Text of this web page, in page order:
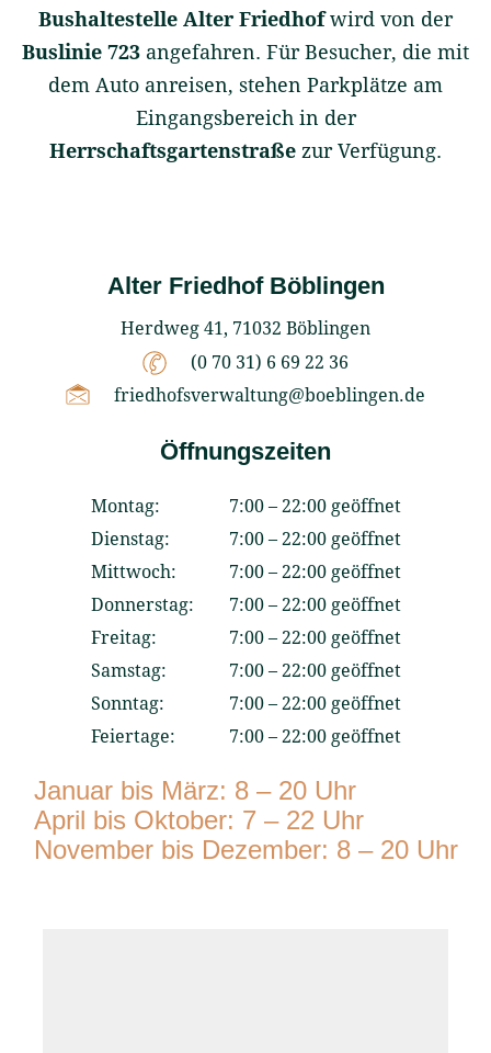
Bushaltestelle Alter Friedhofwird von der
Buslinie 723 angefahren. Für Besucher, die mit
dem Auto anreisen, stehen Parkplätze am
Eingangsbereich in der
Herrschaftsgartenstraße zur Verfügung.
Alter Friedhof Böblingen
Herdweg 41, 71032 Böblingen
(0 70 31) 6 69 22 36
friedhofsverwaltung@boeblingen.de
Öffnungszeiten
Montag:
7:00 – 22:00 geöffnet
Dienstag:
7:00 – 22:00 geöffnet
Mittwoch:
7:00 – 22:00 geöffnet
Donnerstag:
7:00 – 22:00 geöffnet
Freitag:
7:00 – 22:00 geöffnet
Samstag:
7:00 – 22:00 geöffnet
Sonntag:
7:00 – 22:00 geöffnet
Feiertage:
7:00 – 22:00 geöffnet
Januar bis März: 8 – 20 Uhr
April bis Oktober: 7 – 22 Uhr
November bis Dezember: 8 – 20 Uhr